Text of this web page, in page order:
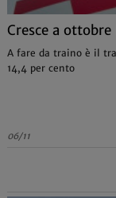
Cresce a
A fare da traino è il
14,4 per cento
06/11